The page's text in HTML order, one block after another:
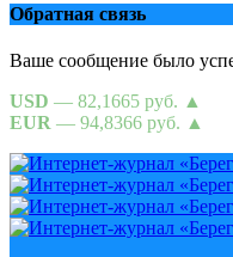
Обратная связь
Ваше сообщение было
USD — 82,1665 руб. ▲
EUR — 94,8366 руб. ▲